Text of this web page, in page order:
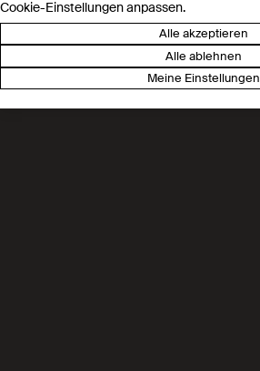
Cookie-Einstellungen anpassen.
Alle akzeptieren
Alle ablehnen
Meine Einstellungen